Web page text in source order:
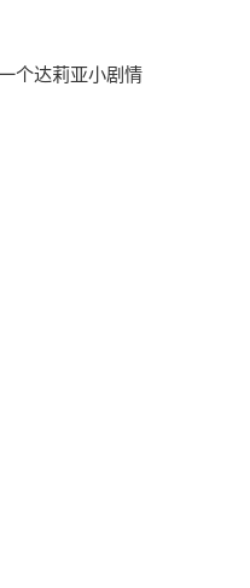
个达莉亚小剧情